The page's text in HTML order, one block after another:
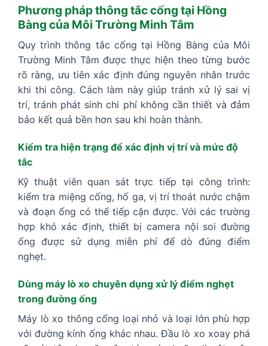
Phương pháp thông tắc cống tại Hồng
Bàng của Môi Trường Minh Tâm
Quy trình thông tắc cống tại Hồng Bàng của Môi
Trường Minh Tâm được thực hiện theo từng bước
rõ ràng, ưu tiên xác định đúng nguyên nhân trước
khi thi công. Cách làm này giúp tránh xử lý sai vị
trí, tránh phát sinh chi phí không cần thiết và đảm
bảo kết quả bền hơn sau khi hoàn thành.
Kiểm tra hiện trạng để xác định vị trí và mức độ
tắc
Kỹ thuật viên quan sát trực tiếp tại công trình:
kiểm tra miệng cống, hố ga, vị trí thoát nước chậm
và đoạn ống có thể tiếp cận được. Với các trường
hợp khó xác định, thiết bị camera nội soi đường
ống được sử dụng miễn phí để dò đúng điểm
nghẹt.
Dùng máy lò xo chuyên dụng xử lý điểm nghẹt
trong đường ống
Máy lò xo thông cống loại nhỏ và loại lớn phù hợp
với đường kính ống khác nhau. Đầu lò xo xoay phá